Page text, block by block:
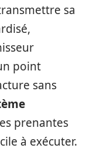
sa
point
sans
prenantes
à exécuter.